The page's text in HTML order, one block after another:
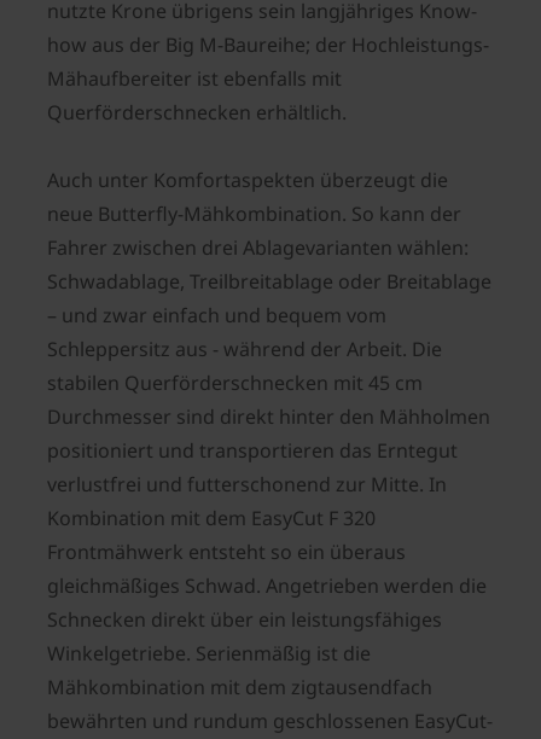
nutzte Krone übrigens sein langjähriges Know-
how aus der Big M-Baureihe; der Hochleistungs-
Mähaufbereiter ist ebenfalls mit
Querförderschnecken erhältlich.
Auch unter Komfortaspekten überzeugt die
neue Butterfly-Mähkombination. So kann der
Fahrer zwischen drei Ablagevarianten wählen:
Schwadablage, Treilbreitablage oder Breitablage
– und zwar einfach und bequem vom
Schleppersitz aus - während der Arbeit. Die
stabilen Querförderschnecken mit 45 cm
Durchmesser sind direkt hinter den Mähholmen
positioniert und transportieren das Erntegut
verlustfrei und futterschonend zur Mitte. In
Kombination mit dem EasyCut F 320
Frontmähwerk entsteht so ein überaus
gleichmäßiges Schwad. Angetrieben werden die
Schnecken direkt über ein leistungsfähiges
Winkelgetriebe. Serienmäßig ist die
Mähkombination mit dem zigtausendfach
bewährten und rundum geschlossenen EasyCut-